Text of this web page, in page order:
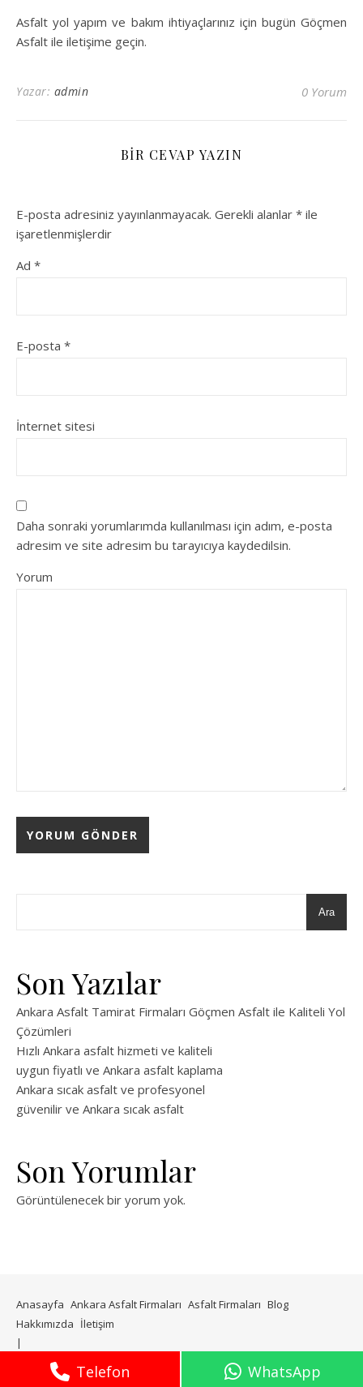
Asfalt yol yapım ve bakım ihtiyaçlarınız için bugün Göçmen
Asfalt ile iletişime geçin.
Yazar: admin 0 Yorum
BIR CEVAP YAZIN
E-posta adresiniz yayınlanmayacak. Gerekli alanlar * ile
işaretlenmişlerdir
Ad *
E-posta *
İnternet sitesi
Daha sonraki yorumlarımda kullanılması için adım, e-posta
adresim ve site adresim bu tarayıcıya kaydedilsin.
Yorum
Ara
Son Yazılar
Ankara Asfalt Tamirat Firmaları Göçmen Asfalt ile Kaliteli Yol
Çözümleri
Hızlı Ankara asfalt hizmeti ve kaliteli
uygun fiyatlı ve Ankara asfalt kaplama
Ankara sıcak asfalt ve profesyonel
güvenilir ve Ankara sıcak asfalt
Son Yorumlar
Görüntülenecek bir yorum yok.
Anasayfa Ankara Asfalt Firmaları Asfalt Firmaları Blog
Hakkımızda İletişim
tarafından Ashe teması.
Telefon WhatsApp